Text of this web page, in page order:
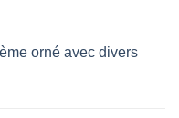
orné avec divers